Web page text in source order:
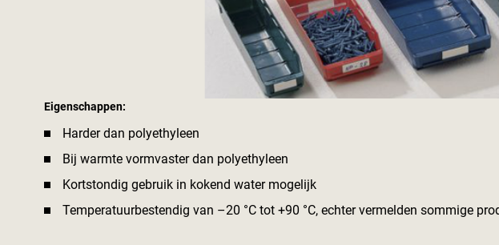
Eigenschappen:
Harder dan polyethyleen
Bij warmte vormvaster dan polyethyleen
Kortstondig gebruik in kokend water mogelijk
Temperatuurbestendig van –20 °C tot +90 °C, echter vermelden sommige